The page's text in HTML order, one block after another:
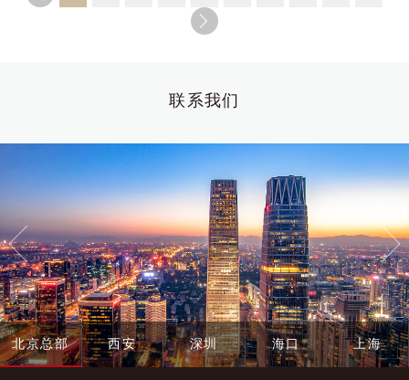
联系我们
北京总部 西安 深圳 海口 上海